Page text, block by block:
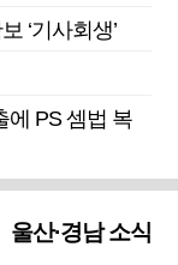
‘기사회생’
PS 셈법 복
울산·경남 소식